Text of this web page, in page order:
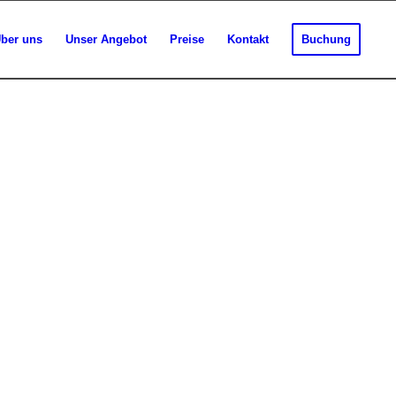
uns Unser Angebot Preise Kontakt Buchung